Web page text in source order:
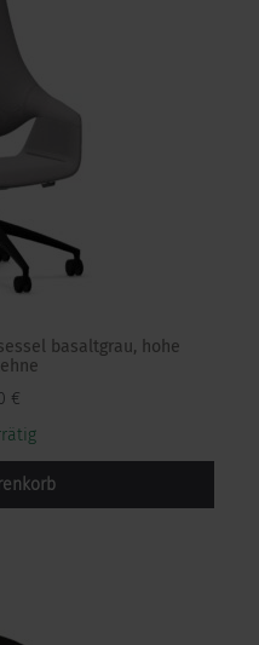
basaltgrau, hohe
€